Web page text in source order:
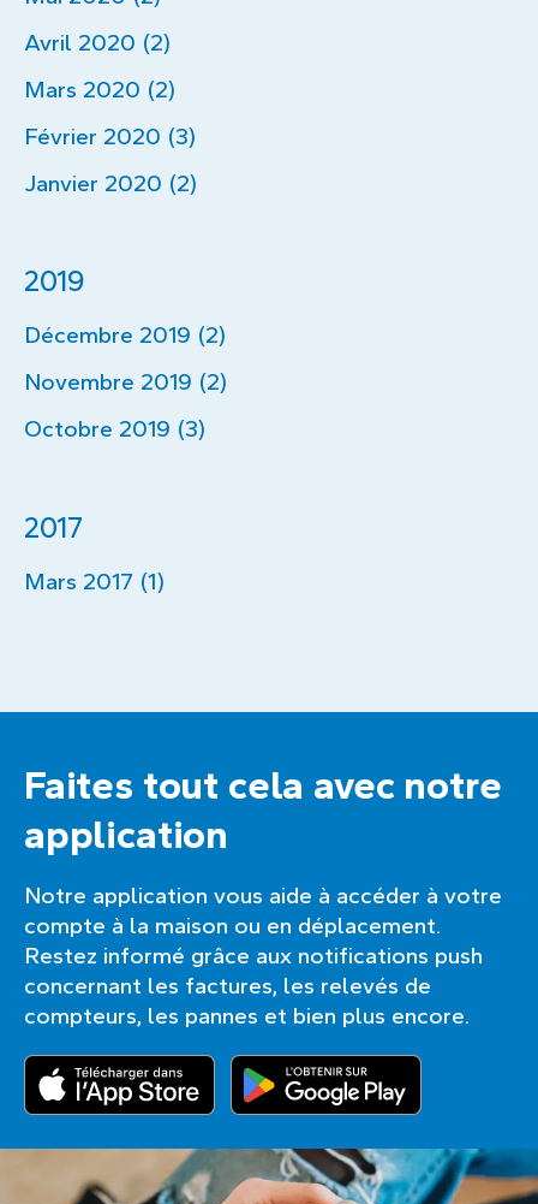
Avril 2020 (2)
Mars 2020 (2)
Février 2020 (3)
Janvier 2020 (2)
2019
Décembre 2019 (2)
Novembre 2019 (2)
Octobre 2019 (3)
2017
Mars 2017 (1)
Faites tout cela avec notre
application
Notre application vous aide à accéder à votre
compte à la maison ou en déplacement.
Restez informé grâce aux notifications push
concernant les factures, les relevés de
compteurs, les pannes et bien plus encore.